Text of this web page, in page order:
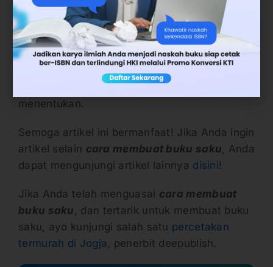
Maka dari itu, berikanlah ilustrasi yang jelas
dalam buku saku Anda. Gambar dengan
resolusi rendah, atau yang susah dilihat juga
tidak dapat membantu banyak dalam hal ini.
Kreatifitas Anda dalam poin ini sangatlah
menentukan.
Semoga artikel ini bermanfaat! Jika Anda ingin
artikel selain cara membuat buku saku, Anda
dapat mengunjungi artikel lainnya disini!
Jika Anda telah menguasai cara membuat
buku saku , dan tertarik untuk membuat buku
saku, ayo kunjungi salah satu percetakan
termurah di Jogja , penerbit deepublish.